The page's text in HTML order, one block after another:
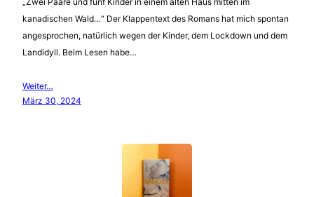
kanadischen Wald…“ Der Klappentext des Romans hat mich spontan
angesprochen, natürlich wegen der Kinder, dem Lockdown und dem
Landidyll. Beim Lesen habe…
Weiter…
März 30, 2024